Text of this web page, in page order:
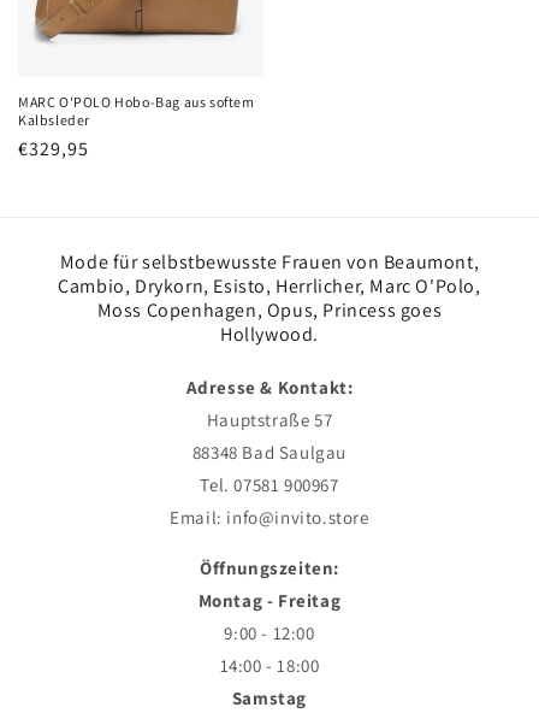
MARC O'POLO Hobo-Bag aus softem
Kalbsleder
Normaler
€329,95
Mode für selbstbewusste Frauen von Beaumont,
Cambio, Drykorn, Esisto, Herrlicher, Marc O'Polo,
Moss Copenhagen, Opus, Princess goes
Hollywood.
Adresse & Kontakt:
Hauptstraße 57
88348 Bad Saulgau
Tel. 07581 900967
Email: info@invito.store
Öffnungszeiten:
Montag - Freitag
9:00 - 12:00
14:00 - 18:00
Samstag